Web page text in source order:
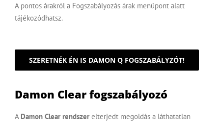
A pontos árakról a Fogszabályozás árak menüpont alatt
tájékozódhatsz.
SZERETNÉK ÉN IS DAMON Q FOGSZABÁLYZÓT!
Damon Clear fogszabályozó
A Damon Clear rendszer elterjedt megoldás a láthatatlan